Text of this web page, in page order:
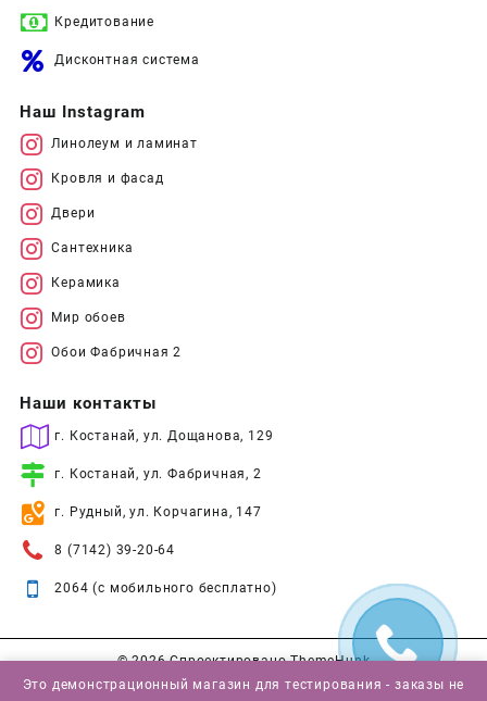
Кредитование
Дисконтная система
Наш Instagram
Линолеум и ламинат
Кровля и фасад
Двери
Сантехника
Керамика
Мир обоев
Обои Фабричная 2
Наши контакты
г. Костанай, ул. Дощанова, 129
г. Костанай, ул. Фабричная, 2
г. Рудный, ул. Корчагина, 147
8 (7142) 39-20-64
2064 (с мобильного бесплатно)
© 2026Спроектировано ThemeHunk
Это демонстрационный магазин для тестирования - заказы не